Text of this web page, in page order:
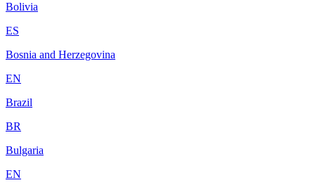
Bolivia
ES
Bosnia and Herzegovina
EN
Brazil
BR
Bulgaria
EN